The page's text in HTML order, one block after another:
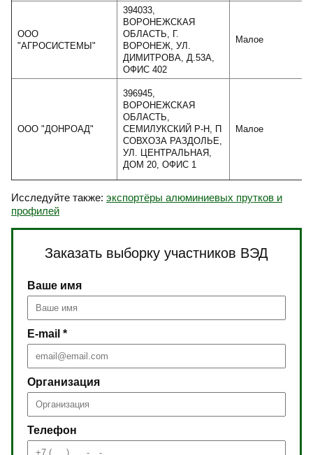
ООО
"АГРОСИСТЕМЫ"
394033,
ВОРОНЕЖСКАЯ
ОБЛАСТЬ, Г.
ВОРОНЕЖ, УЛ.
ДИМИТРОВА, Д.53А,
ОФИС 402
Малое
ООО "ДОНРОАД"
396945,
ВОРОНЕЖСКАЯ
ОБЛАСТЬ,
СЕМИЛУКСКИЙ Р-Н, П
СОВХОЗА РАЗДОЛЬЕ,
УЛ. ЦЕНТРАЛЬНАЯ,
ДОМ 20, ОФИС 1
Малое
Исследуйте также: экспортёры алюминиевых прутков и
профилей
Заказать выборку участников ВЭД
Ваше имя
E-mail *
Организация
Телефон